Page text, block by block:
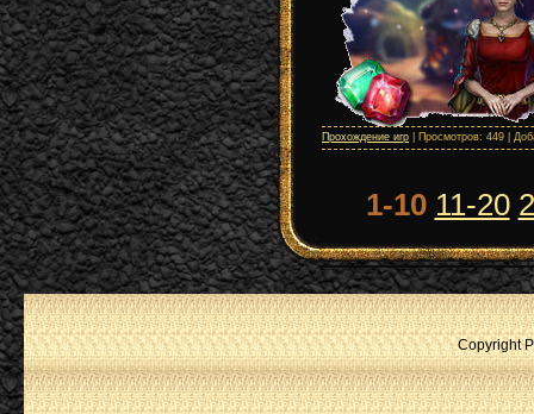
Прохождение игр | Просмотров: 449 |
1-10 11-20
Copyright